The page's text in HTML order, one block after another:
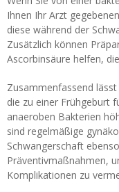
Ihnen Ihr Arzt
diese während der
Zusätzlich können
Ascorbinsäure helfen,
Zusammenfassend
die zu einer Frühgeburt
anaeroben Bakterien
sind regelmäßige
Schwangerschaft
Präventivmaßnahmen,
Komplikationen zu